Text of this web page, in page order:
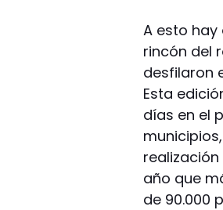
A esto hay
rincón del
desfilaron
Esta
días en el
realización
año que
de 90.000